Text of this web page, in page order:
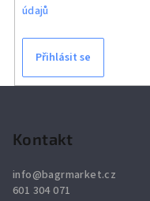
údajů
Přihlásit se
Kontakt
info@bagrmarket.cz
601 304 071